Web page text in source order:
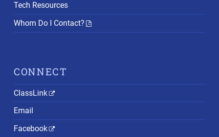
Tech Resources
Whom Do I Contact?
CONNECT
ClassLink
Email
Facebook